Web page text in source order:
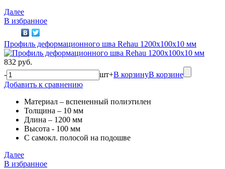
Далее
В избранное
Профиль деформационного шва Rehau 1200х100х10 мм
832 руб.
-
шт+В корзинуВ корзине
Добавить к сравнению
Материал – вспененный полиэтилен
Толщина – 10 мм
Длина – 1200 мм
Высота - 100 мм
C самокл. полосой на подошве
Далее
В избранное